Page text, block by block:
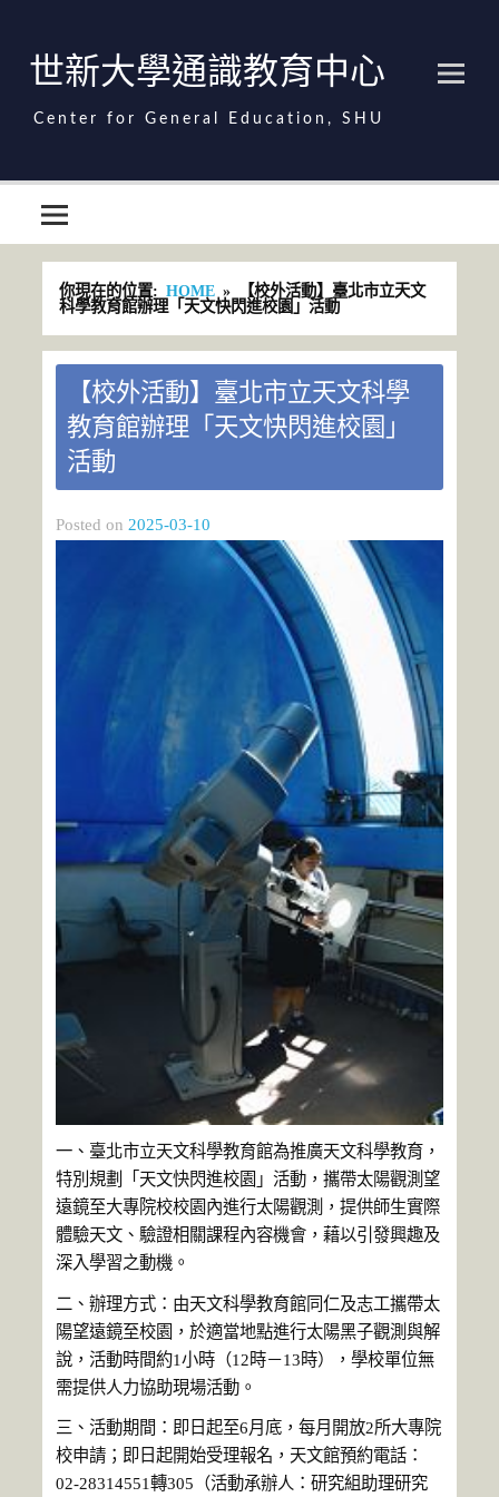
世新大學通識教育中心
你現在的位置: HOME
【校外活動】臺北市立天文
科學教育館辦理「天文快閃進校園」活動
【校外活動】臺北市立天文科學
教育館辦理「天文快閃進校園」
活動
Posted on 2025-03-10
一、臺北市立天文科學教育館為推廣天文科學教育，
特別規劃「天文快閃進校園」活動，攜帶太陽觀測望
遠鏡至大專院校校園內進行太陽觀測，提供師生實際
體驗天文、驗證相關課程內容機會，藉以引發興趣及
深入學習之動機。
二、辦理方式：由天文科學教育館同仁及志工攜帶太
陽望遠鏡至校園，於適當地點進行太陽黑子觀測與解
說，活動時間約1小時（12時－13時），學校單位無
需提供人力協助現場活動。
三、活動期間：即日起至6月底，每月開放2所大專院
校申請；即日起開始受理報名，天文館預約電話：
02-28314551轉305（活動承辦人：研究組助理研究